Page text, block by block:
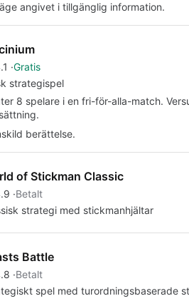
angivet i tillgänglig information.
Gratis
strategispel
8 spelare i en fri-för-alla-match.
berättelse.
of Stickman Classic
Betalt
strategi med stickmanhjältar
Battle
Betalt
spel med turordningsbaserade